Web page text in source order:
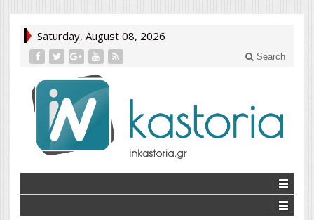
Saturday, August 08, 2026
Search